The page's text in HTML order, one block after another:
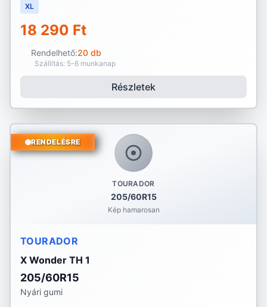
XL
18 290 Ft
Rendelhető:20 db
Szállítás: 5-6 munkanap
Részletek
TOURADOR
205/60R15
Kép hamarosan
RENDELÉSRE
TOURADOR
X Wonder TH 1
205/60R15
Nyári gumi